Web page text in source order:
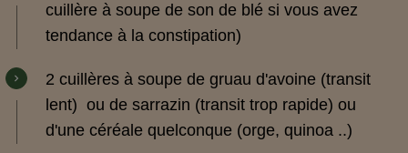
cuillère à soupe de son de blé si vous avez
tendance à la constipation)
2 cuillères à soupe de gruau d'avoine (transit
lent) ou de sarrazin (transit trop rapide) ou
d'une céréale quelconque (orge, quinoa ..)